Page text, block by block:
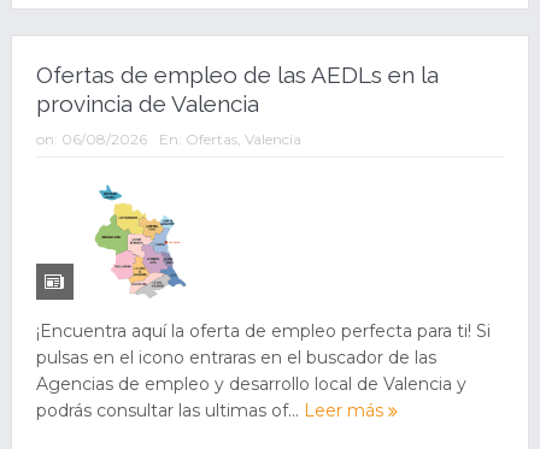
Ofertas de empleo de las AEDLs en la
provincia de Valencia
on: 06/08/2026 En: Ofertas, Valencia
¡Encuentra aquí la oferta de empleo perfecta para ti! Si
pulsas en el icono entraras en el buscador de las
Agencias de empleo y desarrollo local de Valencia y
podrás consultar las ultimas of... Leer más